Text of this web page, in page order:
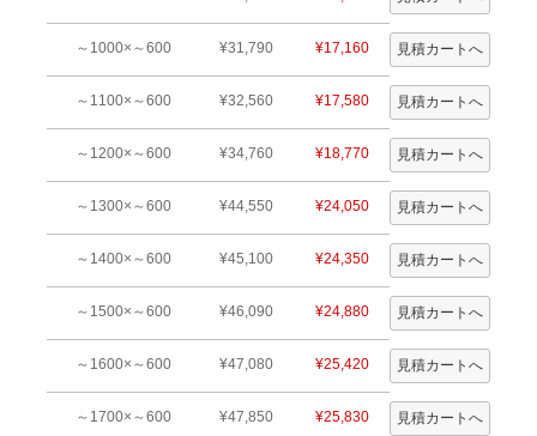
～1000×～600 ¥31,790 ¥17,160
～1100×～600 ¥32,560 ¥17,580
～1200×～600 ¥34,760 ¥18,770
～1300×～600 ¥44,550 ¥24,050
～1400×～600 ¥45,100 ¥24,350
～1500×～600 ¥46,090 ¥24,880
～1600×～600 ¥47,080 ¥25,420
～1700×～600 ¥47,850 ¥25,830